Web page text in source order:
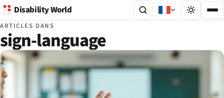
Disability World
ARTICLES DANS
sign-language